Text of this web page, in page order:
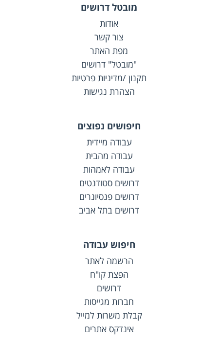
מובטל דרושים
אודות
צור קשר
מפת האתר
"מובטל" דרושים
תקנון /מדיניות פרטיות
הצהרת נגישות
חיפושים נפוצים
עבודה מיידית
עבודה מהבית
עבודה לאמהות
דרושים סטודנטים
דרושים פנסיונרים
דרושים בתל אביב
חיפוש עבודה
הרשמה לאתר
הפצת קו"ח
דרושים
חברות מגייסות
קבלת משרות למייל
אינדקס אתרים